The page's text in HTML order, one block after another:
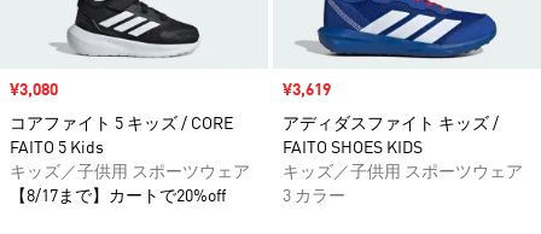
セール価格
¥3,080
コアファイト 5 キッズ / CORE
FAITO 5 Kids
キッズ／子供用 スポーツウェア
【8/17まで】カートで20%off
セール価格
¥3,619
アディダスファイト キッズ /
FAITO SHOES KIDS
キッズ／子供用 スポーツウェア
3 カラー